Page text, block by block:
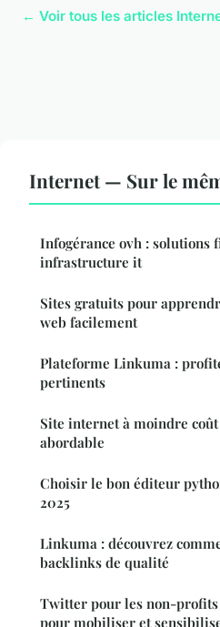
← Voir tous les articles
Internet — Sur le
Infogérance ovh : solutions
infrastructure it
Sites gratuits pour
web facilement
Plateforme Linkuma :
pertinents
Site internet à moindre
abordable
Choisir le bon éditeur
2025
Linkuma : découvrez
backlinks de qualité
Twitter pour les non-
pour mobiliser et